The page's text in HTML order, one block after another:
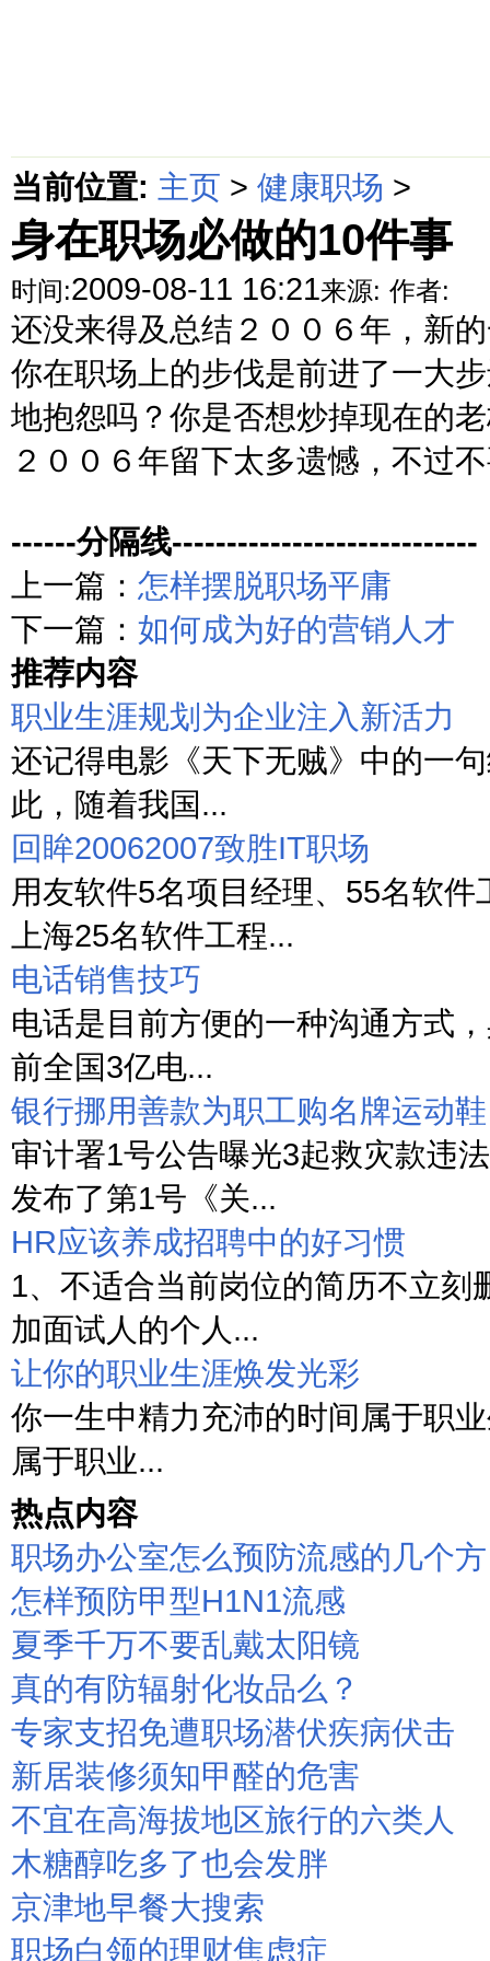
当前位置: 主页 > 健康职场 >
身在职场必做的10件事
时间:2009-08-11 16:21来源: 作者:
还没来得及总结２００６年，新
你在职场上的步伐是前进了一大
地抱怨吗？你是否想炒掉现在的
２００６年留下太多遗憾，不过
------分隔线----------------------------
上一篇： 怎样摆脱职场平庸
下一篇： 如何成为好的营销人才
推荐内容
职业生涯规划为企业注入新活力
还记得电影《天下无贼》中的一
此，随着我国...
回眸20062007致胜IT职场
用友软件5名项目经理、55名软
上海25名软件工程...
电话销售技巧
电话是目前方便的一种沟通方式
前全国3亿电...
银行挪用善款为职工购名牌运动鞋
审计署1号公告曝光3起救灾款违
发布了第1号《关...
HR应该养成招聘中的好习惯
1、不适合当前岗位的简历不立
加面试人的个人...
让你的职业生涯焕发光彩
你一生中精力充沛的时间属于职
属于职业...
热点内容
职场办公室怎么预防流感的几个方
怎样预防甲型H1N1流感
夏季千万不要乱戴太阳镜
真的有防辐射化妆品么？
专家支招免遭职场潜伏疾病伏击
新居装修须知甲醛的危害
不宜在高海拔地区旅行的六类人
木糖醇吃多了也会发胖
京津地早餐大搜索
职场白领的理财焦虑症